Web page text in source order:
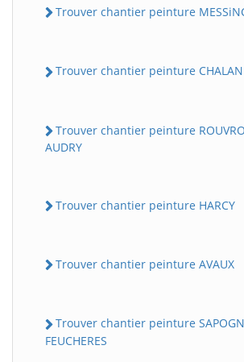
Trouver chantier peinture
Trouver chantier peinture
Trouver chantier peinture
AUDRY
Trouver chantier peinture HARCY
Trouver chantier peinture AVAUX
Trouver chantier peinture
FEUCHERES